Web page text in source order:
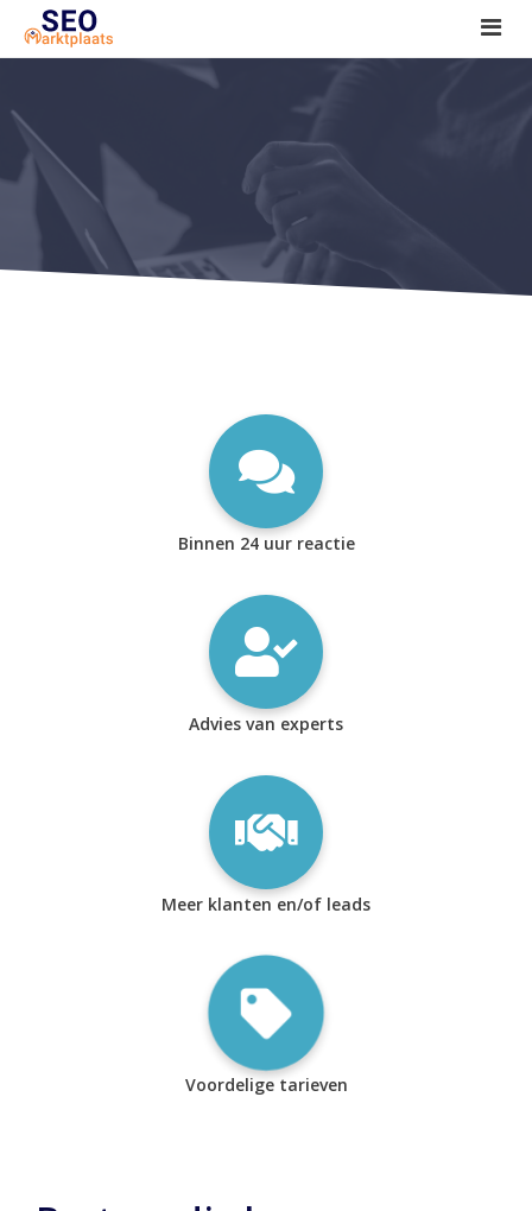
SEO tools reviews
Marketeer bij jou in de buurt?
Offerte
1. Seo voor beginners +
2. Onderzoeken +
Binnen 24 uur reactie
Advies van experts
Meer klanten en/of leads
Voordelige tarieven